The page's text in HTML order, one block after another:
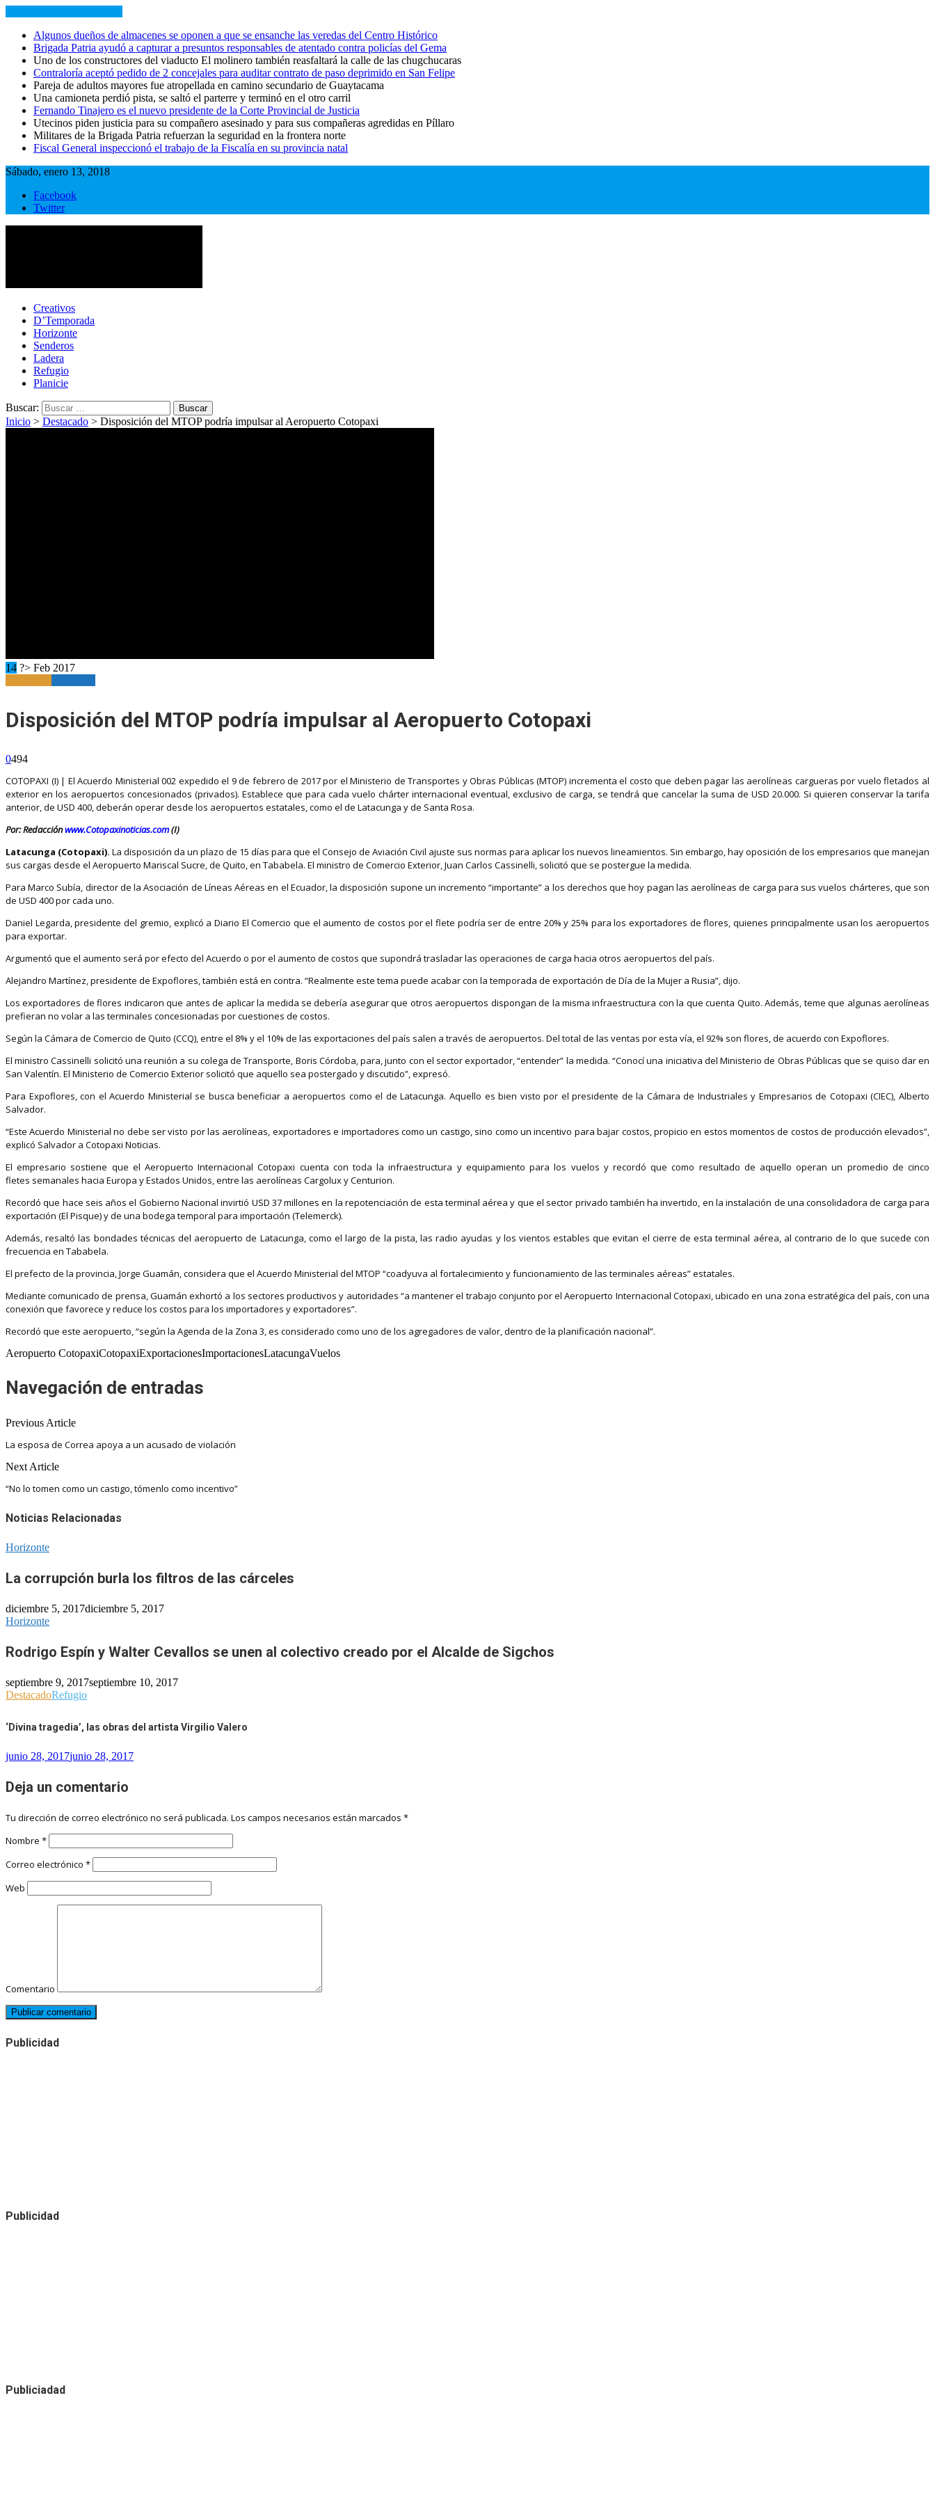
Algunos dueños de almacenes se oponen a que se ensanche las veredas del Centro Histórico
Brigada Patria ayudó a capturar a presuntos responsables de atentado contra policías del Gema
Uno de los constructores del viaducto El molinero también reasfaltará la calle de las chugchucaras
Contraloría aceptó pedido de 2 concejales para auditar contrato de paso deprimido en San Felipe
Pareja de adultos mayores fue atropellada en camino secundario de Guaytacama
Una camioneta perdió pista, se saltó el parterre y terminó en el otro carril
Fernando Tinajero es el nuevo presidente de la Corte Provincial de Justicia
Utecinos piden justicia para su compañero asesinado y para sus compañeras agredidas en Píllaro
Militares de la Brigada Patria refuerzan la seguridad en la frontera norte
Fiscal General inspeccionó el trabajo de la Fiscalía en su provincia natal
Sábado, enero 13, 2018
Facebook
Twitter
Cotopaxi Noticias
Primer periódico multimedia del centro del país
Creativos
D’Temporada
Horizonte
Senderos
Ladera
Refugio
Planicie
Buscar:
Inicio > Destacado > Disposición del MTOP podría impulsar al Aeropuerto Cotopaxi
14 ?> Feb 2017
Disposición del MTOP podría impulsar al Aeropuerto Cotopaxi
0494
COTOPAXI (I) | El Acuerdo Ministerial 002 expedido el 9 de febrero de 2017 por el Ministerio de Transportes y Obras Públicas (MTOP) incrementa el costo que deben pagar las aerolíneas cargueras por vuelo fletados al
exterior en los aeropuertos concesionados (privados). Establece que para cada vuelo chárter internacional eventual, exclusivo de carga, se tendrá que cancelar la suma de USD 20.000. Si quieren conservar la tarifa
anterior, de USD 400, deberán operar desde los aeropuertos estatales, como el de Latacunga y de Santa Rosa.
Por: Redacciónwww.Cotopaxinoticias.com(I)
Latacunga (Cotopaxi). La disposición da un plazo de 15 días para que el Consejo de Aviación Civil ajuste sus normas para aplicar los nuevos lineamientos. Sin embargo, hay oposición de los empresarios que manejan
sus cargas desde el Aeropuerto Mariscal Sucre, de Quito, en Tababela. El ministro de Comercio Exterior, Juan Carlos Cassinelli, solicitó que se postergue la medida.
Para Marco Subía, director de la Asociación de Líneas Aéreas en el Ecuador, la disposición supone un incremento “importante” a los derechos que hoy pagan las aerolíneas de carga para sus vuelos chárteres, que son
de USD 400 por cada uno.
Daniel Legarda, presidente del gremio, explicó a Diario El Comercio que el aumento de costos por el flete podría ser de entre 20% y 25% para los exportadores de flores, quienes principalmente usan los aeropuertos
para exportar.
Argumentó que el aumento será por efecto del Acuerdo o por el aumento de costos que supondrá trasladar las operaciones de carga hacia otros aeropuertos del país.
Alejandro Martínez, presidente de Expoflores, también está en contra. “Realmente este tema puede acabar con la temporada de exportación de Día de la Mujer a Rusia”, dijo.
Los exportadores de flores indicaron que antes de aplicar la medida se debería asegurar que otros aeropuertos dispongan de la misma infraestructura con la que cuenta Quito. Además, teme que algunas aerolíneas
prefieran no volar a las terminales concesionadas por cuestiones de costos.
Según la Cámara de Comercio de Quito (CCQ), entre el 8% y el 10% de las exportaciones del país salen a través de aeropuertos. Del total de las ventas por esta vía, el 92% son flores, de acuerdo con Expoflores.
El ministro Cassinelli solicitó una reunión a su colega de Transporte, Boris Córdoba, para, junto con el sector exportador, “entender” la medida. “Conocí una iniciativa del Ministerio de Obras Públicas que se quiso dar en
San Valentín. El Ministerio de Comercio Exterior solicitó que aquello sea postergado y discutido”, expresó.
Para Expoflores, con el Acuerdo Ministerial se busca beneficiar a aeropuertos como el de Latacunga. Aquello es bien visto por el presidente de la Cámara de Industriales y Empresarios de Cotopaxi (CIEC), Alberto
Salvador.
“Este Acuerdo Ministerial no debe ser visto por las aerolíneas, exportadores e importadores como un castigo, sino como un incentivo para bajar costos, propicio en estos momentos de costos de producción elevados”,
explicó Salvador a Cotopaxi Noticias.
El empresario sostiene que el Aeropuerto Internacional Cotopaxi cuenta con toda la infraestructura y equipamiento para los vuelos y recordó que como resultado de aquello operan un promedio de cinco
fletes semanales hacia Europa y Estados Unidos, entre las aerolíneas Cargolux y Centurion.
Recordó que hace seis años el Gobierno Nacional invirtió USD 37 millones en la repotenciación de esta terminal aérea y que el sector privado también ha invertido, en la instalación de una consolidadora de carga para
exportación (El Pisque) y de una bodega temporal para importación (Telemerck).
Además, resaltó las bondades técnicas del aeropuerto de Latacunga, como el largo de la pista, las radio ayudas y los vientos estables que evitan el cierre de esta terminal aérea, al contrario de lo que sucede con
frecuencia en Tababela.
El prefecto de la provincia, Jorge Guamán, considera que el Acuerdo Ministerial del MTOP “coadyuva al fortalecimiento y funcionamiento de las terminales aéreas” estatales.
Mediante comunicado de prensa, Guamán exhortó a los sectores productivos y autoridades “a mantener el trabajo conjunto por el Aeropuerto Internacional Cotopaxi, ubicado en una zona estratégica del país, con una
conexión que favorece y reduce los costos para los importadores y exportadores”.
Recordó que este aeropuerto, “según la Agenda de la Zona 3, es considerado como uno de los agregadores de valor, dentro de la planificación nacional”.
Aeropuerto CotopaxiCotopaxiExportacionesImportacionesLatacungaVuelos
Navegación de entradas
Previous Article
La esposa de Correa apoya a un acusado de violación
Next Article
“No lo tomen como un castigo, tómenlo como incentivo”
Noticias Relacionadas
Horizonte
La corrupción burla los filtros de las cárceles
diciembre 5, 2017diciembre 5, 2017
Horizonte
Rodrigo Espín y Walter Cevallos se unen al colectivo creado por el Alcalde de Sigchos
septiembre 9, 2017septiembre 10, 2017
DestacadoRefugio
‘Divina tragedia’, las obras del artista Virgilio Valero
junio 28, 2017junio 28, 2017
Deja un comentario
Tu dirección de correo electrónico no será publicada. Los campos necesarios están marcados *
Nombre *
Correo electrónico *
Web
Comentario
Publicidad
Publicidad
Publiciadad